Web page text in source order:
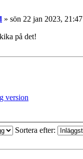
» sön 22 jan 2023, 21:47
på det!
version
Sortera efter: